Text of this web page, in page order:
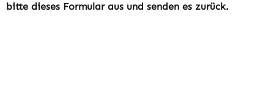
bitte dieses Formular aus und senden es zurück.